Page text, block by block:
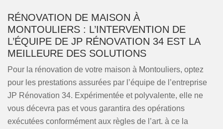
RÉNOVATION DE MAISON À
MONTOULIERS : L’INTERVENTION DE
L’ÉQUIPE DE JP RÉNOVATION 34 EST LA
MEILLEURE DES SOLUTIONS
Pour la rénovation de votre maison à Montouliers, optez
pour les prestations assurées par l’équipe de l’entreprise
JP Rénovation 34. Expérimentée et polyvalente, elle ne
vous décevra pas et vous garantira des opérations
exécutées conformément aux règles de l’art. à ce la